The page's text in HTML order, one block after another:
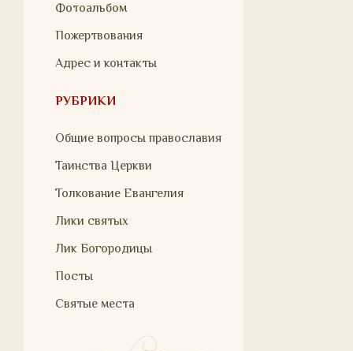
Фотоальбом
Пожертвования
Адрес и контакты
РУБРИКИ
Общие вопросы православия
Таинства Церкви
Толкование Евангелия
Лики святых
Лик Богородицы
Посты
Святые места